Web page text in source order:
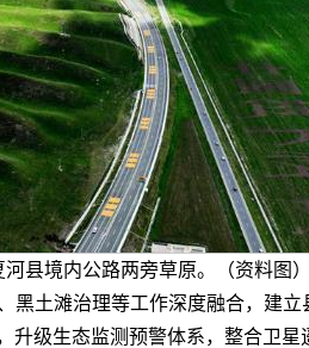
河县境内公路两旁草原。（资料图）
黑土滩治理等工作深度融合，建
级生态监测预警体系，整合卫